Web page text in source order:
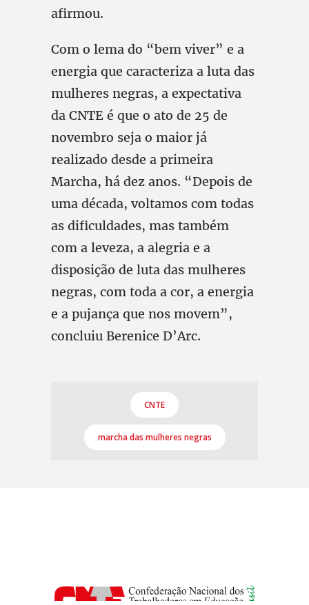
afirmou.
Com o lema do “bem viver” e a
energia que caracteriza a luta das
mulheres negras, a expectativa
da CNTE é que o ato de 25 de
novembro seja o maior já
realizado desde a primeira
Marcha, há dez anos. “Depois de
uma década, voltamos com todas
as dificuldades, mas também
com a leveza, a alegria e a
disposição de luta das mulheres
negras, com toda a cor, a energia
e a pujança que nos movem”,
concluiu Berenice D’Arc.
CNTE
marcha das mulheres negras